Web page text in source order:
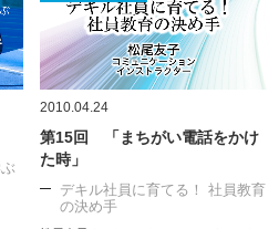
2010.04.24
第15回 「まちがい電話をかけ
た時」
デキル社員に育てる！ 社員教育
の決め手